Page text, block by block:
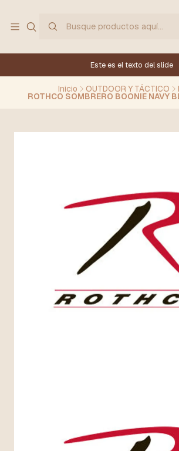
Este es el texto del slide
Inicio OUTDOOR Y TÁCTICO
ROTHCO SOMBRERO BOONIE NAVY